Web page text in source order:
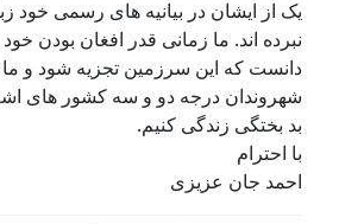
از ایشان در بیانیه های رسمی خود زبان پشتو
اند. ما زمانی قدر افغان بودن خود را
که این سرزمین تجزیه شود و ما همه
درجه دو و سه کشور های اشغالگر
بختگی زندگی کنیم.
جان عزیزی